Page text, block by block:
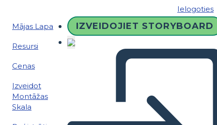
Ielogoties
Mājas Lapa
Resursi
Cenas
Izveidot
Montāžas
Skala
IZVEIDOJIET STORYBOARD